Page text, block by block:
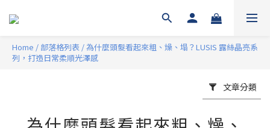
Home / 部落格列表 /為什麼頭髮看起來粗、燥、塌？LUSIS 露絲晶亮系
列，打造日常柔順光澤感
文章分類